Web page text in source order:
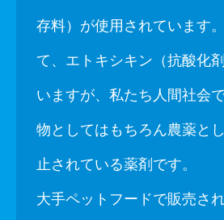
存料）が使用されています
て、エトキシキン（抗酸化
いますが、私たち人間社会
物としてはもちろん農薬と
止されている薬剤です。
大手ペットフードで販売さ